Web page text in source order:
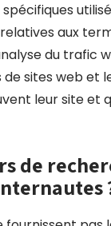
aux
du
sites web
leur site et
de